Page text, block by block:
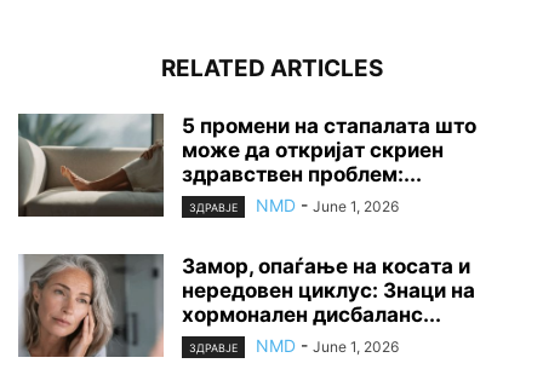
RELATED ARTICLES
5 промени на стапалата што
може да откријат скриен
здравствен проблем:...
ЗДРАВЈЕ NMD - June 1, 2026
Замор, опаѓање на косата и
нередовен циклус: Знаци на
хормонален дисбаланс...
ЗДРАВЈЕ NMD - June 1, 2026